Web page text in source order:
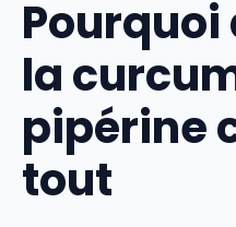
la
pipérine
tout